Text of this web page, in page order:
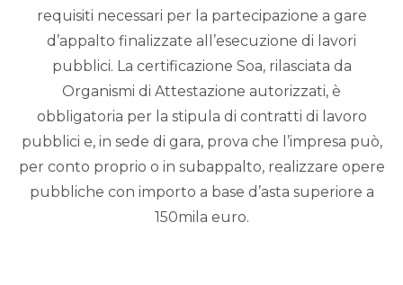
requisiti necessari per la partecipazione a gare
d’appalto finalizzate all’esecuzione di lavori
pubblici. La certificazione Soa, rilasciata da
Organismi di Attestazione autorizzati, è
obbligatoria per la stipula di contratti di lavoro
pubblici e, in sede di gara, prova che l’impresa può,
per conto proprio o in subappalto, realizzare opere
pubbliche con importo a base d’asta superiore a
150mila euro.